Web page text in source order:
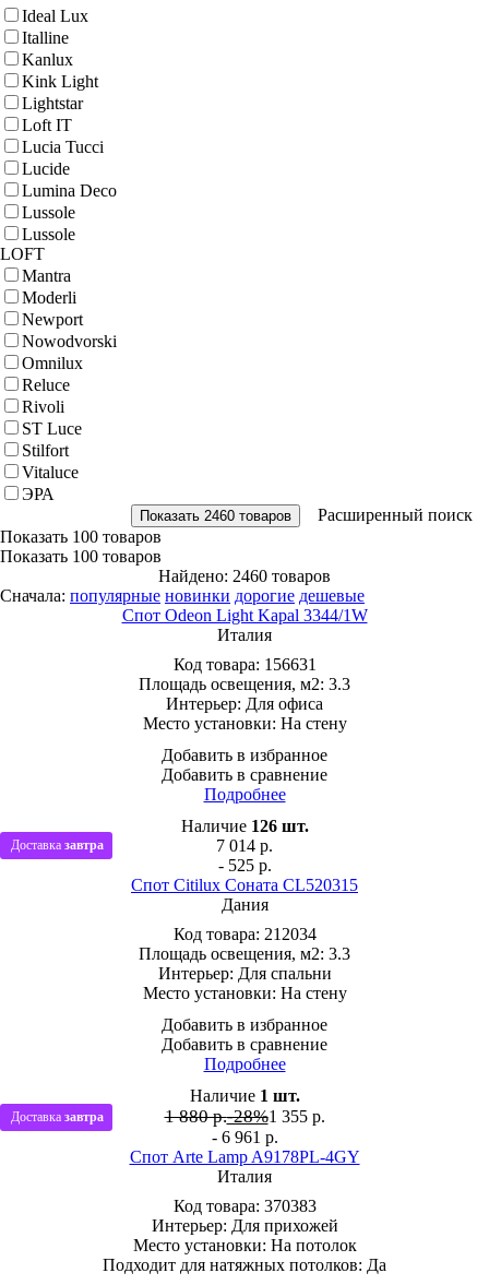
Ideal Lux
Italline
Kanlux
Kink Light
Lightstar
Loft IT
Lucia Tucci
Lucide
Lumina Deco
Lussole
Lussole
LOFT
Mantra
Moderli
Newport
Nowodvorski
Omnilux
Reluce
Rivoli
ST Luce
Stilfort
Vitaluce
ЭРА
Расширенный поиск
Показать 100 товаров
Показать 100 товаров
Найдено: 2460 товаров
Сначала: популярные новинки дорогие дешевые
Спот Odeon Light Kapal 3344/1W
Италия
Код товара: 156631
Площадь освещения, м2: 3.3
Интерьер: Для офиса
Место установки: На стену
Добавить в избранное
Добавить в сравнение
Подробнее
Наличие 126 шт.
7 014 р.
- 525 р.
Доставка завтра
Спот Citilux Соната CL520315
Дания
Код товара: 212034
Площадь освещения, м2: 3.3
Интерьер: Для спальни
Место установки: На стену
Добавить в избранное
Добавить в сравнение
Подробнее
Наличие 1 шт.
1 880 р.-28%1 355 р.
- 6 961 р.
Доставка завтра
Спот Arte Lamp A9178PL-4GY
Италия
Код товара: 370383
Интерьер: Для прихожей
Место установки: На потолок
Подходит для натяжных потолков: Да